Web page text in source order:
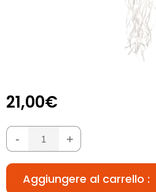
21,00€
- +
Aggiungere al carrello :